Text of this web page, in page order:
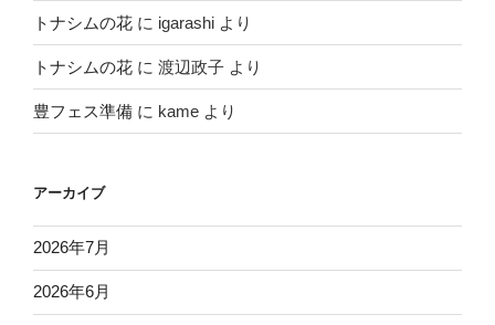
トナシムの花 に igarashi より
トナシムの花 に 渡辺政子 より
豊フェス準備 に kame より
アーカイブ
2026年7月
2026年6月